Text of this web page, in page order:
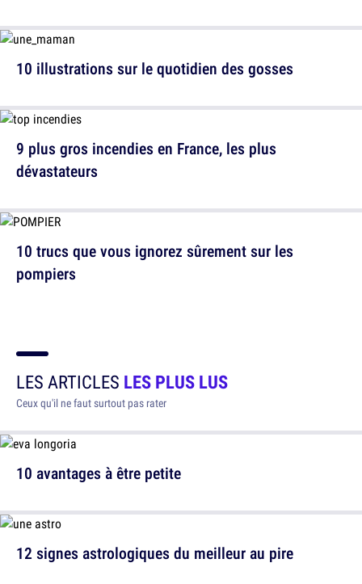
9 plus gros incendies en France, les plus
dévastateurs
10 illustrations sur le quotidien des gosses
10 trucs que vous ignorez sûrement sur les
pompiers
LES ARTICLES LES PLUS LUS
Ceux qu'il ne faut surtout pas rater
10 avantages à être petite
12 signes astrologiques du meilleur au pire